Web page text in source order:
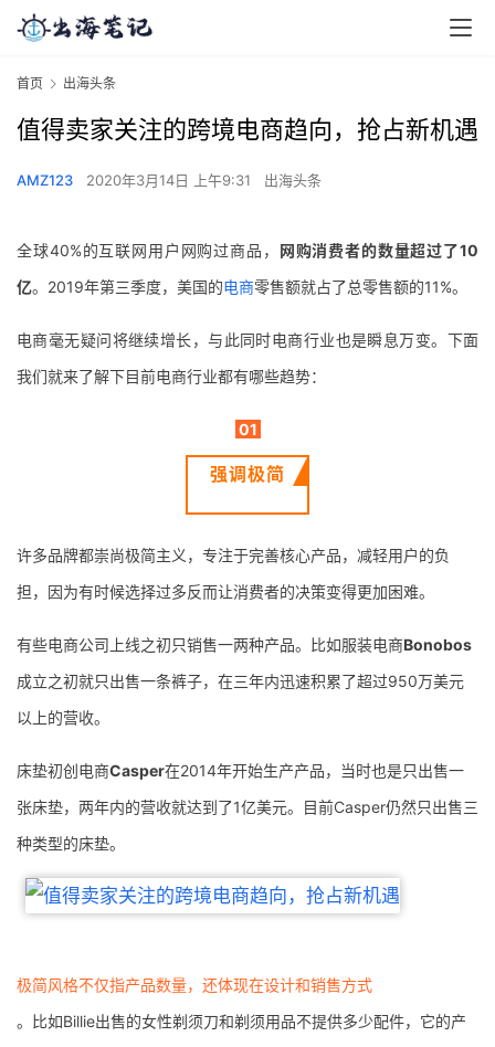
首页 出海头条
值得卖家关注的跨境电商趋向，抢占新机遇
AMZ123 2020年3月14日 上午9:31 出海头条
全球40%的互联网用户网购过商品， 网购消费者的数量超过了10
亿。2019年第三季度，美国的电商零售额就占了总零售额的11%。
电商毫无疑问将继续增长，与此同时电商行业也是瞬息万变。下面
我们就来了解下目前电商行业都有哪些趋势：
01
强调极简
许多品牌都崇尚极简主义，专注于完善核心产品，减轻用户的负
担，因为有时候选择过多反而让消费者的决策变得更加困难。
有些电商公司上线之初只销售一两种产品。比如服装电商Bonobos
成立之初就只出售一条裤子，在三年内迅速积累了超过950万美元
以上的营收。
床垫初创电商Casper在2014年开始生产产品，当时也是只出售一
张床垫，两年内的营收就达到了1亿美元。目前Casper仍然只出售三
种类型的床垫。
极简风格不仅指产品数量，还体现在设计和销售方式
。比如Billie出售的女性剃须刀和剃须用品不提供多少配件，它的产